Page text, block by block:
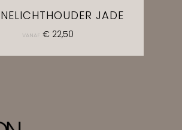
JADE
VANAF € 22,50